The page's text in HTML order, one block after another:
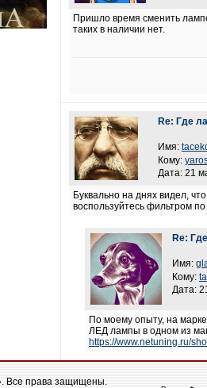
Пришло время сменить
таких в наличии нет.
Re: Где
Имя:
Кому:
Дата: 21
Буквально на днях видел,
воспользуйтесь фильтром
Re:
Имя:
Кому:
Дата:
По моему опыту, на
ЛЕД лампы в одном из
https://www.netuning.ru/
Все права защищены.